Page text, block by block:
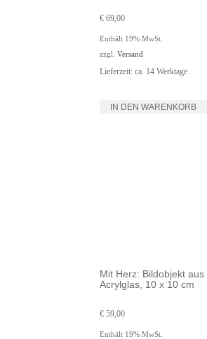
€ 69,00
Enthält 19% MwSt.
zzgl. Versand
Lieferzeit: ca. 14 Werktage
IN DEN WARENKORB
Mit Herz: Bildobjekt aus
Acrylglas, 10 x 10 cm
€ 59,00
Enthält 19% MwSt.